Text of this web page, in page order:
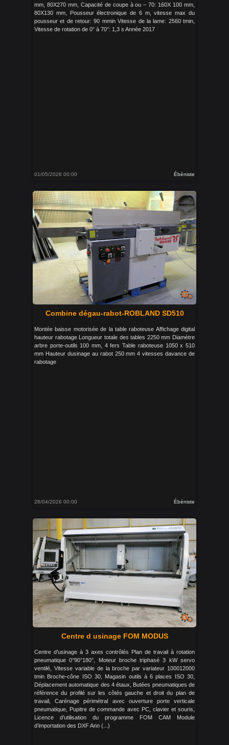
mm, 80X270 mm, Capacité de coupe à ou – 70: 160X 100 mm,
80X130 mm, Pousseur électronique de 6 m, vitesse max du
pousseur et de retour: 90 mmin Vitesse de la lame: 2560 tmin,
Vitesse de rotation de 0° à 70°: 1,3 s Année 2017
01/05/2026 00:00 Ébéniste
Combine dégau-rabot-ROBLAND SD510
Montée baisse motorisée de la table raboteuse Affichage digital
hauteur rabotage Longueur totale des tables 2250 mm Diamètre
arbre porte-outils 100 mm, 4 fers Table raboteuse 1050 x 510
mm Hauteur dusinage au rabot 250 mm 4 vitesses davance de
rabotage
28/04/2026 00:00 Ébéniste
Centre d usinage FOM MODUS
Centre d’usinage à 3 axes contrôlés Plan de travail à rotation
pneumatique 0°90°180°, Moteur broche triphasé 3 kW servo
ventilé, Vitesse variable de la broche par variateur 100012000
tmin Broche-cône ISO 30, Magasin outils à 6 places ISO 30,
Déplacement automatique des 4 étaux, Butées pneumatiques de
référence du profilé sur les côtés gauche et droit du plan de
travail, Carénage périmétral avec ouverture porte verticale
pneumatique, Pupitre de commande avec PC, clavier et souris,
Licence d’utilisation du programme FOM CAM Module
d’importation des DXF Ann (...)